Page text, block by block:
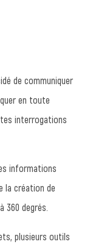
de communiquer
en toute
interrogations
informations
la création de
360 degrés.
plusieurs outils